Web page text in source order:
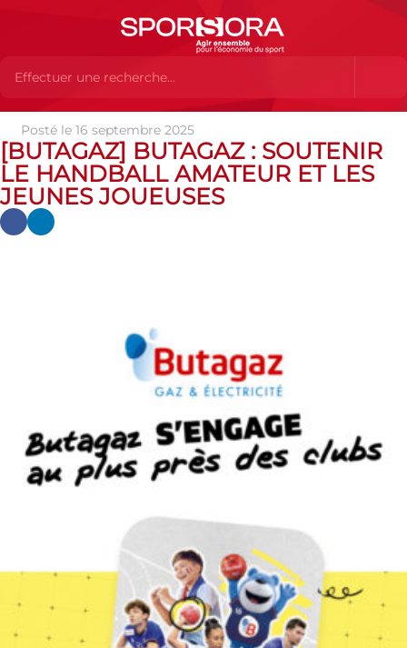
Actualités Actualités Actualités des MEMBRES
Butagaz : soutenir le handball amateur et les jeunes joueuses
Posté le 16 septembre 2025
[BUTAGAZ] BUTAGAZ : SOUTENIR
LE HANDBALL AMATEUR ET LES
JEUNES JOUEUSES